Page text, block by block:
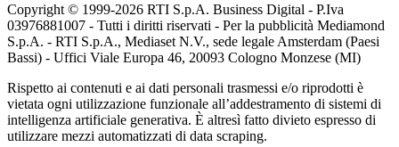
Copyright © 1999-2026 RTI S.p.A. Business Digital - P.Iva
03976881007 - Tutti i diritti riservati - Per la pubblicità Mediamond
S.p.A. - RTI S.p.A., Mediaset N.V., sede legale Amsterdam (Paesi
Bassi) - Uffici Viale Europa 46, 20093 Cologno Monzese (MI)
Rispetto ai contenuti e ai dati personali trasmessi e/o riprodotti è
vietata ogni utilizzazione funzionale all’addestramento di sistemi di
intelligenza artificiale generativa. È altresì fatto divieto espresso di
utilizzare mezzi automatizzati di data scraping.